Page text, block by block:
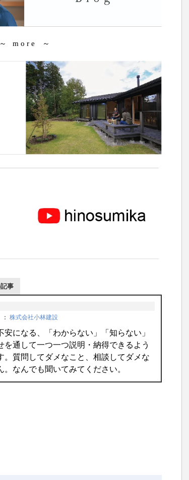
m o r e ～
事
： 株式会社小林建設
安になる、「わからない」「知らない」
を通して一つ一つ説明・納得できるよう
。質問してダメなこと、相談してダメな
。なんでも聞いてみてください。